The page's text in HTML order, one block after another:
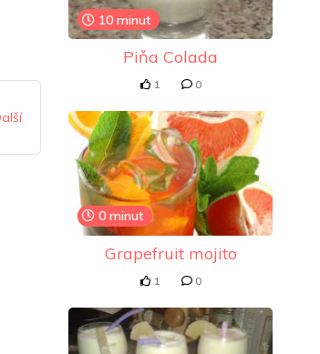
10 minut
Piňa Colada
1 0
0 minut
Grapefruit mojito
1 0